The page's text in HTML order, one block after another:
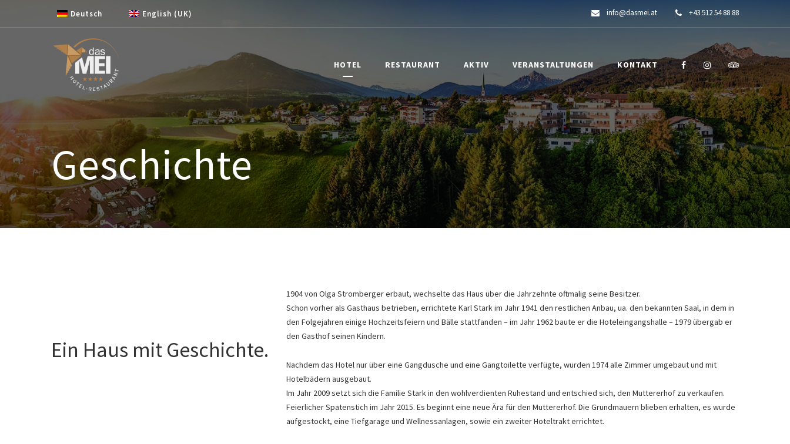
Deutsch English (UK) info@dasmei.at +43 512 54 88 88
HOTEL RESTAURANT AKTIV VERANSTALTUNGEN KONTAKT
Geschichte
Ein Haus mit Geschichte.
1904 von Olga Stromberger erbaut, wechselte das Haus über die Jahrzehnte oftmalig seine Besitzer.
Schon vorher als Gasthaus betrieben, errichtete Karl Stark im Jahr 1941 den restlichen Anbau, ua. den bekannten Saal, in dem in
den Folgejahren einige Hochzeitsfeiern und Bälle stattfanden – im Jahr 1962 baute er die Hoteleingangshalle – 1979 übergab er
den Gasthof seinen Kindern.
Nachdem das Hotel nur über eine Gangdusche und eine Gangtoilette verfügte, wurden 1974 alle Zimmer umgebaut und mit
Hotelbädern ausgebaut.
Im Jahr 2009 setzt sich die Familie Stark in den wohlverdienten Ruhestand und entschied sich, den Muttererhof zu verkaufen.
Feierlicher Spatenstich im Jahr 2015. Es beginnt eine neue Ära für den Muttererhof. Die Grundmauern blieben erhalten, es wurde
aufgestockt, eine Tiefgarage und Wellnessanlagen, sowie ein zweiter Hoteltrakt errichtet.